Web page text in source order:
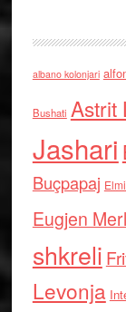
albano kolonjari
Bushati Astrit
Jashari
Buçpapaj
Eugjen
shkreli
Levonja